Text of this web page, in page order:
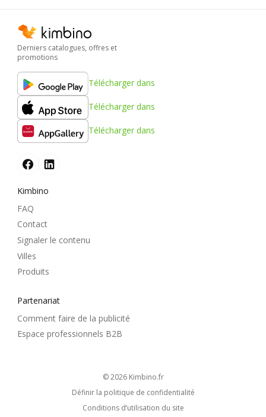
Derniers catalogues, offres et
promotions
Télécharger dans
Télécharger dans
Télécharger dans
Kimbino
FAQ
Contact
Signaler le contenu
Villes
Produits
Partenariat
Comment faire de la publicité
Espace professionnels B2B
© 2026 kimbino.fr
Définir la politique de confidentialité
Conditions d’utilisation du site